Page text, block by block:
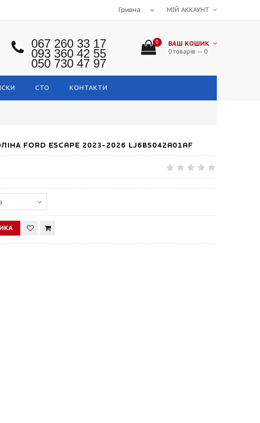
МІЙ АККАУНТ
067 260 33 17
093 360 42 55
050 730 47 97
0 ВАШ КОШИК
0 товарів — 0
СТО КОНТАКТИ
FORD ESCAPE 2023-2026 LJ6BS042A01AF